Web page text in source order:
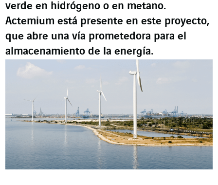
verde en hidrógeno o en metano.
Actemium está presente en este proyecto,
que abre una vía prometedora para el
almacenamiento de la energía.